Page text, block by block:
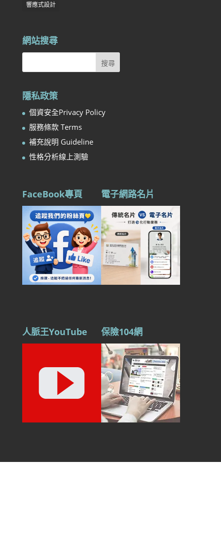
響應式設計
網站搜尋
隱私政策
個資安全Privacy Policy
服務條款 Terms
補充說明 Guideline
性格分析線上測驗
FaceBook專頁 電子網路名片
人脈王YouTube 保險104網
chaty